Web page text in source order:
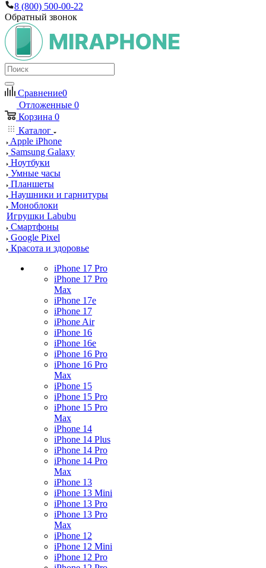
8 (800) 500-00-22
Обратный звонок
Сравнение0
Отложенные 0
Корзина 0
Каталог
Apple iPhone
Samsung Galaxy
Ноутбуки
Умные часы
Планшеты
Наушники и гарнитуры
Моноблоки
Игрушки Labubu
Смартфоны
Google Pixel
Красота и здоровье
iPhone 17 Pro
iPhone 17 Pro
Max
iPhone 17e
iPhone 17
iPhone Air
iPhone 16
iPhone 16e
iPhone 16 Pro
iPhone 16 Pro
Max
iPhone 15
iPhone 15 Pro
iPhone 15 Pro
Max
iPhone 14
iPhone 14 Plus
iPhone 14 Pro
iPhone 14 Pro
Max
iPhone 13
iPhone 13 Mini
iPhone 13 Pro
iPhone 13 Pro
Max
iPhone 12
iPhone 12 Mini
iPhone 12 Pro